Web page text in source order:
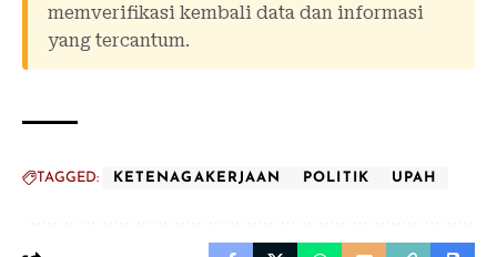
memverifikasi kembali data dan informasi
yang tercantum.
TAGGED: KETENAGAKERJAAN POLITIK UPAH